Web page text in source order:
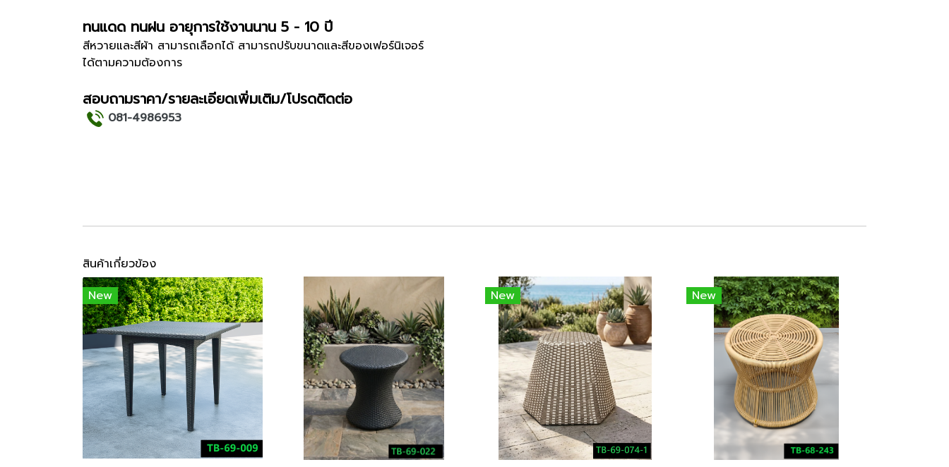
ทนแดด ทนฝน อายุการใช้งานนาน 5 - 10 ปี
สีหวายและสีผ้า สามารถเลือกได้ สามารถปรับขนาดและสีของเฟอร์นิเจอร์
ได้ตามความต้องการ
สอบถามราคา/รายละเอียดเพิ่มเติม/โปรดติดต่อ
081-4986953
สินค้าเกี่ยวข้อง
New
New New